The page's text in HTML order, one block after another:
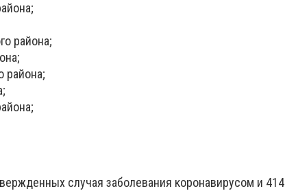
района;
района;
случая заболевания коронавирусом и 414